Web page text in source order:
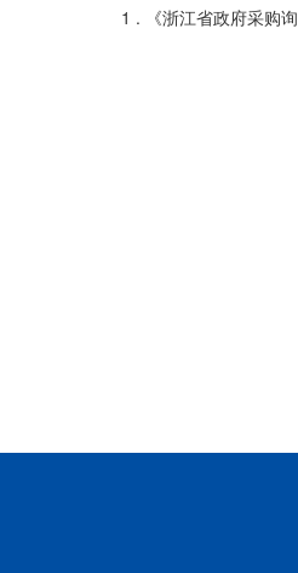
1 . 《浙江省政府采购